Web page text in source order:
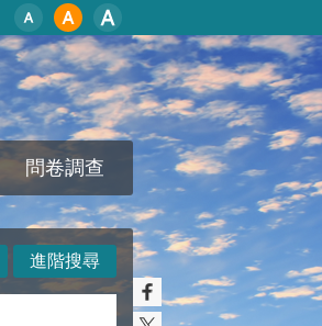
問卷調查
進階搜尋